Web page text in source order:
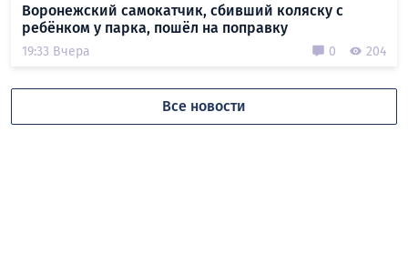
Воронежский самокатчик, сбивший коляску с
ребёнком у парка, пошёл на поправку
19:33 Вчера 0 204
Все новости